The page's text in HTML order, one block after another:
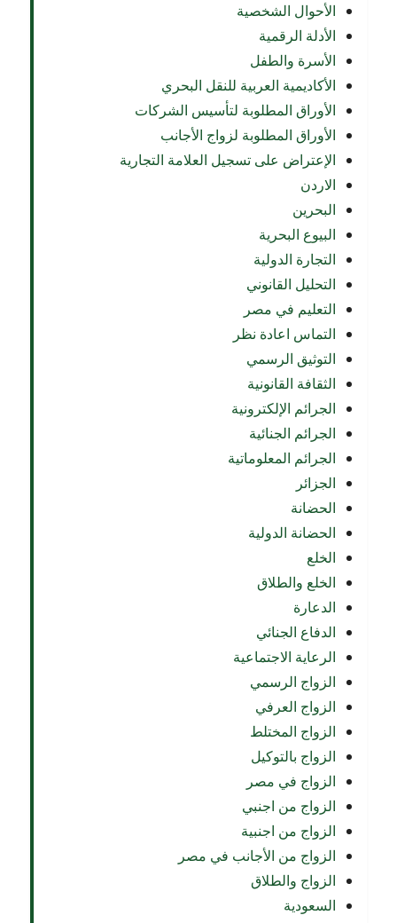
الأحوال الشخصية
الأدلة الرقمية
الأسرة والطفل
الأكاديمية العربية للنقل البحري
الأوراق المطلوبة لتأسيس الشركات
الأوراق المطلوبة لزواج الأجانب
الإعتراض على تسجيل العلامة التجارية
الاردن
البحرين
البيوع البحرية
التجارة الدولية
التحليل القانوني
التعليم في مصر
التماس اعادة نظر
التوثيق الرسمي
الثقافة القانونية
الجرائم الإلكترونية
الجرائم الجنائية
الجرائم المعلوماتية
الجزائر
الحضانة
الحضانة الدولية
الخلع
الخلع والطلاق
الدعارة
الدفاع الجنائي
الرعاية الاجتماعية
الزواج الرسمي
الزواج العرفي
الزواج المختلط
الزواج بالتوكيل
الزواج في مصر
الزواج من اجنبي
الزواج من اجنبية
الزواج من الأجانب في مصر
الزواج والطلاق
السعودية